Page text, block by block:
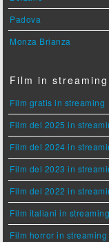
Padova
Monza Brianza
Film in streaming
Film gratis in streaming
Film del 2025 in
Film del 2024 in
Film del 2023 in
Film del 2022 in
Film italiani in streaming
Film horror in streaming